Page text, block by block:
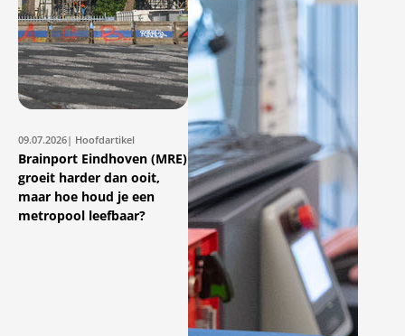
09.07.2026| Hoofdartikel
Brainport Eindhoven (MRE)
groeit harder dan ooit,
maar hoe houd je een
metropool leefbaar?